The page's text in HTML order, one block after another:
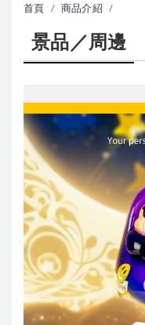
首頁 商品介紹
景品／周邊